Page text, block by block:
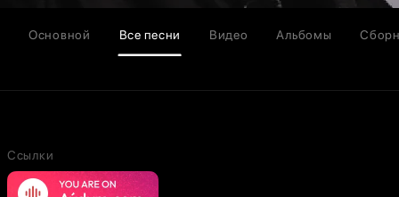
Основной Все песни Видео Альбомы
Ссылки